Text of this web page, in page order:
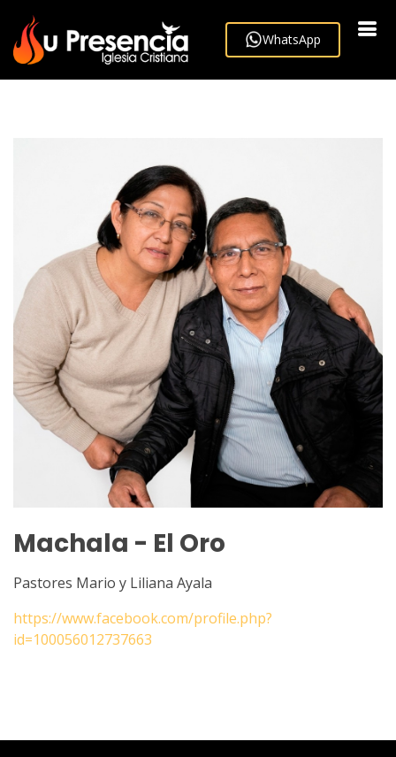
WhatsApp
Machala - El Oro
Pastores Mario y Liliana Ayala
https://www.facebook.com/profile.php?
id=100056012737663